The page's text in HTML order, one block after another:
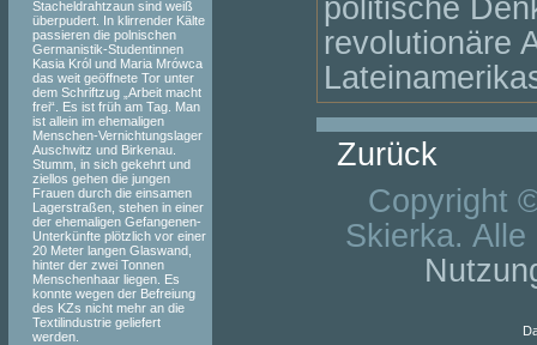
Stacheldrahtzaun sind weiß
überpudert. In klirrender Kälte
passieren die polnischen
Germanistik-Studentinnen
Kasia Król und Maria Mrówca
das weit geöffnete Tor unter
dem Schriftzug „Arbeit macht
frei“. Es ist früh am Tag. Man
ist allein im ehemaligen
Menschen-Vernichtungslager
Auschwitz und Birkenau.
Stumm, in sich gekehrt und
ziellos gehen die jungen
Frauen durch die einsamen
Lagerstraßen, stehen in einer
der ehemaligen Gefangenen-
Unterkünfte plötzlich vor einer
20 Meter langen Glaswand,
hinter der zwei Tonnen
Menschenhaar liegen. Es
konnte wegen der Befreiung
des KZs nicht mehr an die
Textilindustrie geliefert
werden.
politische
revolutionäre
Zurück
Copyright
Skierka.